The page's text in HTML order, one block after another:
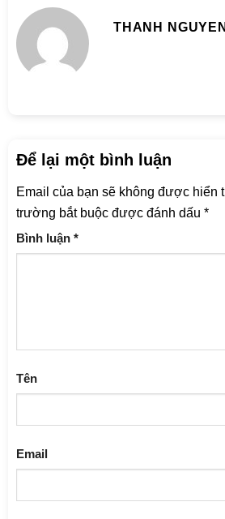
THANH
Để lại một bình luận
Email của bạn sẽ không được hiển
trường bắt buộc được đánh dấu *
Bình luận *
Tên
Email